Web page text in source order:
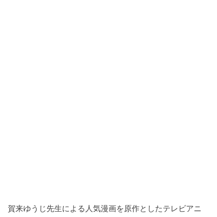
賀来ゆうじ先生による人気漫画を原作としたテレビアニ